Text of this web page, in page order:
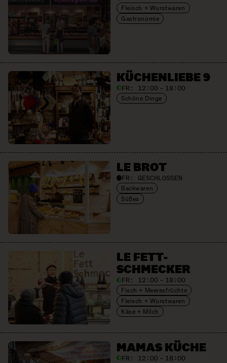
Fleisch + Wurstwaren
Gastronomie
KÜCHENLIEBE 9
FR: 12:00 – 18:00
Schöne Dinge
LE BROT
FR: GESCHLOSSEN
Backwaren
Süßes
LE FETT­
SCHMECKER
FR: 12:00 – 18:00
Fisch + Meeresfrüchte
Fleisch + Wurstwaren
Käse + Milch
MAMAS KÜCHE
FR: 12:00 – 18:00